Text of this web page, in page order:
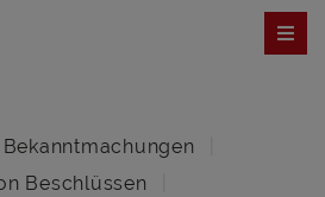
Beschlüssen